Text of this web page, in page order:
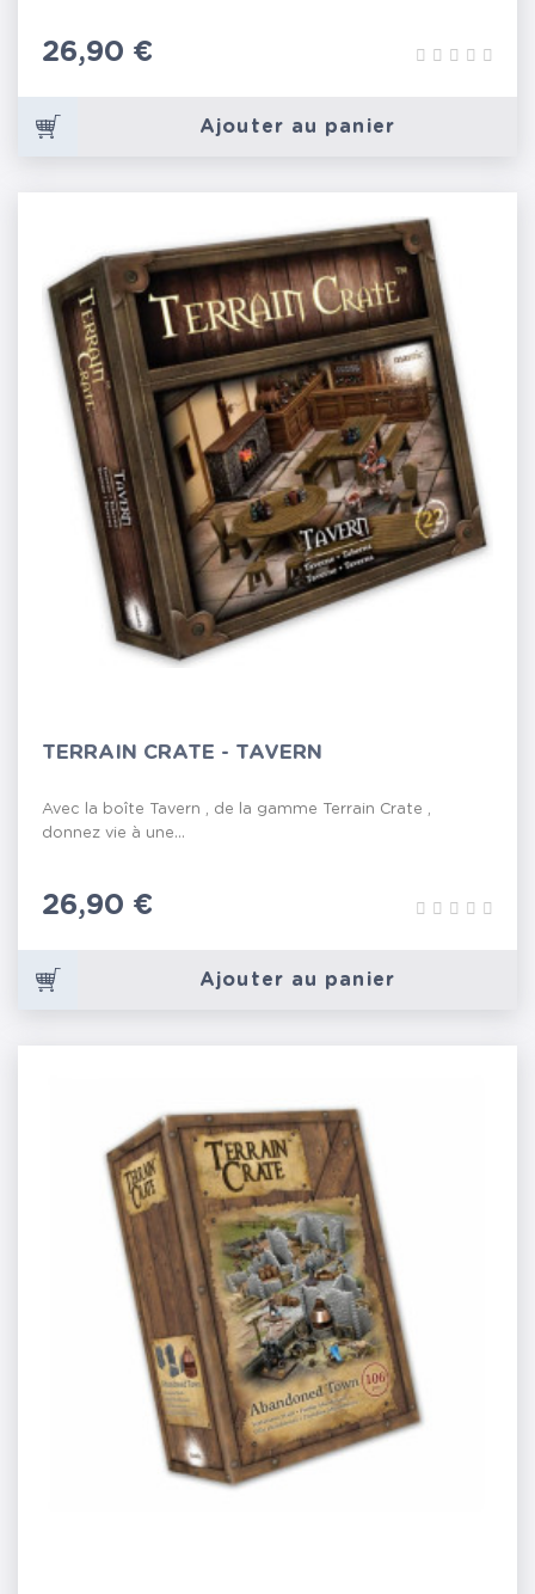
Prix
26,90 €
Ajouter au panier
TERRAIN CRATE - TAVERN
Avec la boîte Tavern , de la gamme Terrain Crate ,
donnez vie à une...
Prix
26,90 €
Ajouter au panier